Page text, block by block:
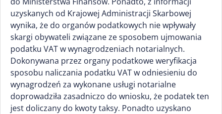
uzyskanych od Krajowej Administracji Skarbowej
wynika, że do organów podatkowych nie wpływały
skargi obywateli związane ze sposobem ujmowania
podatku VAT w wynagrodzeniach notarialnych.
Dokonywana przez organy podatkowe weryfikacja
sposobu naliczania podatku VAT w odniesieniu do
wynagrodzeń za wykonane usługi notarialne
doprowadziła zasadniczo do wniosku, że podatek ten
jest doliczany do kwoty taksy. Ponadto uzyskano